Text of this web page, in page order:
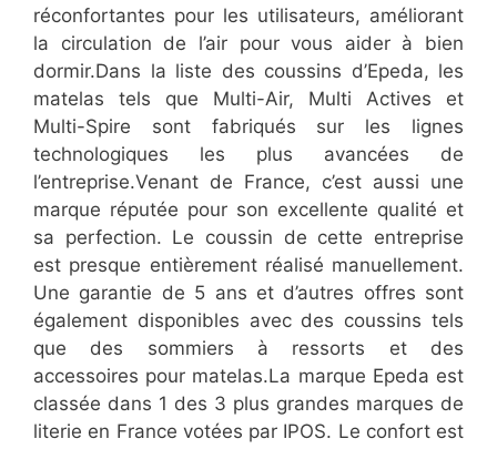
réconfortantes pour les utilisateurs, améliorant
la circulation de l’air pour vous aider à bien
dormir.Dans la liste des coussins d’Epeda, les
matelas tels que Multi-Air, Multi Actives et
Multi-Spire sont fabriqués sur les lignes
technologiques les plus avancées de
l’entreprise.Venant de France, c’est aussi une
marque réputée pour son excellente qualité et
sa perfection. Le coussin de cette entreprise
est presque entièrement réalisé manuellement.
Une garantie de 5 ans et d’autres offres sont
également disponibles avec des coussins tels
que des sommiers à ressorts et des
accessoires pour matelas.La marque Epeda est
classée dans 1 des 3 plus grandes marques de
literie en France votées par IPOS. Le confort est